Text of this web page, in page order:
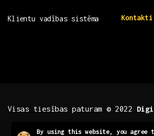
Klientu vadības sistēma Kontakti
Visas tiesības paturam © 2022
By using this website, you agree